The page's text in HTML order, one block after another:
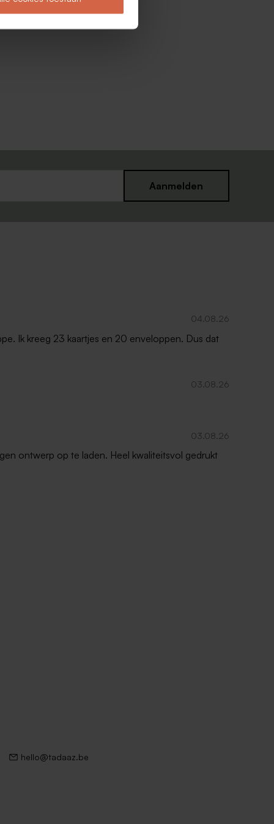
Aanmelden
04.08.26
Ik kreeg 23 kaartjes en 20 enveloppen. Dus dat
03.08.26
03.08.26
ontwerp op te laden. Heel kwaliteitsvol gedrukt
hello@tadaaz.be